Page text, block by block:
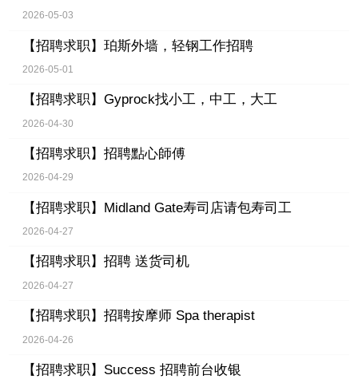
2026-05-03
【招聘求职】 珀斯外墙，轻钢工作招聘
2026-05-01
【招聘求职】 Gyprock找小工，中工，大工
2026-04-30
【招聘求职】 招聘點心師傅
2026-04-29
【招聘求职】 Midland Gate寿司店请包寿司工
2026-04-27
【招聘求职】 招聘 送货司机
2026-04-27
【招聘求职】 招聘按摩师 Spa therapist
2026-04-26
【招聘求职】 Success 招聘前台收银